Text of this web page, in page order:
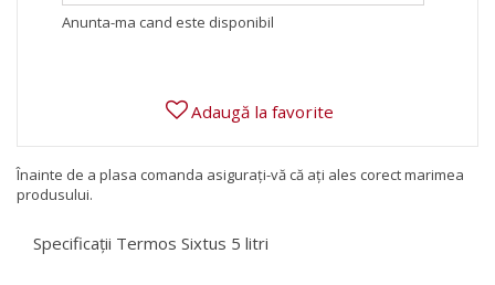
Anunta-ma cand este disponibil
Adaugă la favorite
Înainte de a plasa comanda asigurați-vă că ați ales corect marimea
produsului.
Specificații Termos Sixtus 5 litri